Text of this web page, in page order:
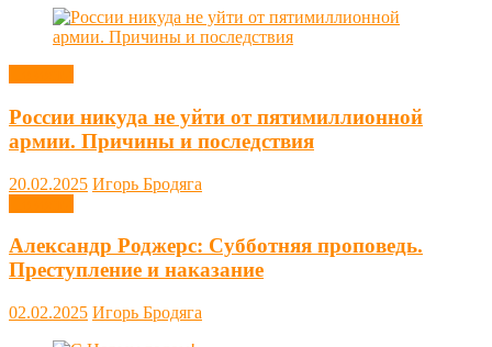
России никуда не уйти от пятимиллионной
армии. Причины и последствия
20.02.2025 Игорь Бродяга
Александр Роджерс: Субботняя проповедь.
Преступление и наказание
02.02.2025 Игорь Бродяга